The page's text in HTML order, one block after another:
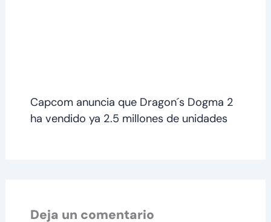
Capcom anuncia que Dragon´s Dogma 2
ha vendido ya 2.5 millones de unidades
Deja un comentario